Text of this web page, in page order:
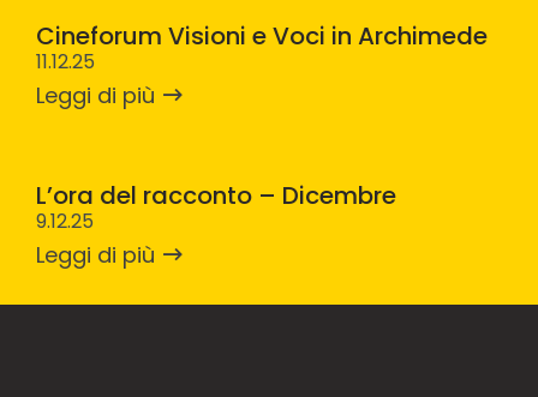
Cineforum Visioni e Voci in Archimede
11.12.25
Leggi di più
L’ora del racconto – Dicembre
9.12.25
Leggi di più